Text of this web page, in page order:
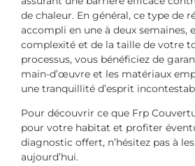
de chaleur. En général, ce type de
accompli en une à deux semaines,
complexité et de la taille de votre
processus, vous bénéficiez de
main-d’œuvre et les matériaux
une tranquillité d’esprit
Pour découvrir ce que Frp
pour votre habitat et profiter
diagnostic offert, n’hésitez pas à
aujourd’hui.